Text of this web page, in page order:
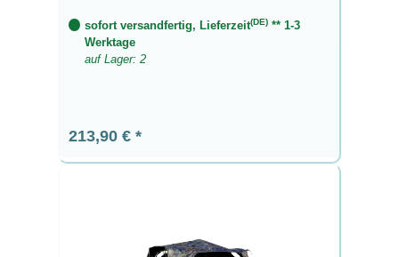
sofort versandfertig, Lieferzeit(DE)** 1-3
Werktage
auf Lager: 2
Regulärer Preis:
213,90 €